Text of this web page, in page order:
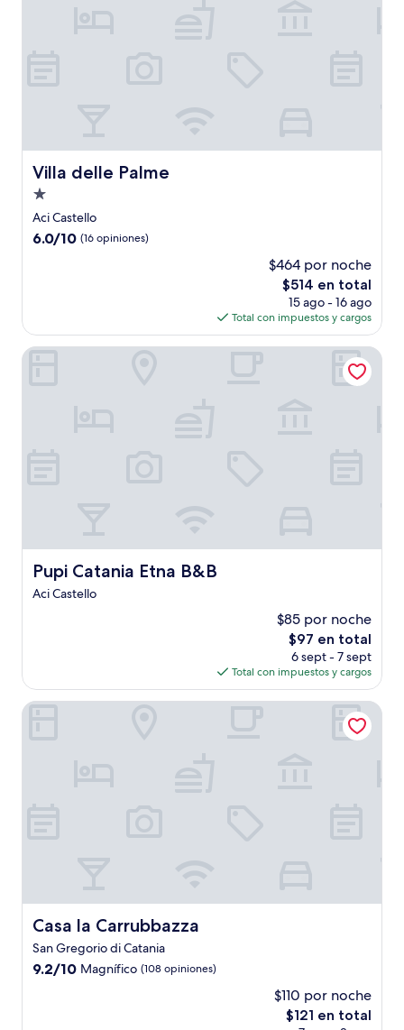
Villa delle Palme
Villa delle Palme
Propiedad
de
1.0
Aci Castello
6.0
6.0/10 (16 opiniones)
$464 por noche
El
precio
actual
es
de
$514 en total
15 ago - 16 ago
Total con impuestos y cargos
Pupi Catania Etna B&B
Pupi Catania Etna B&B
Aci Castello
$85 por noche
El
precio
actual
es
de
$97 en total
6 sept - 7 sept
Total con impuestos y cargos
Pupi Catania Etna B&B
Casa la Carrubbazza
Casa la Carrubbazza
San Gregorio di Catania
9.2
9.2/10 Magnífico (108 opiniones)
$110 por noche
El
$121 en total
Casa la Carrubbazza